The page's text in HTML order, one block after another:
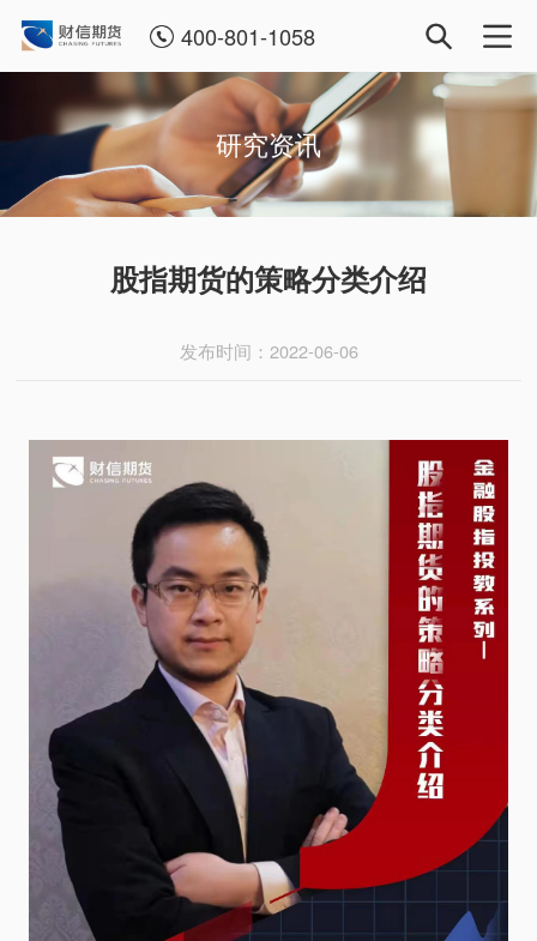
400-801-1058
研究资讯
股指期货的策略分类介绍
发布时间：2022-06-06